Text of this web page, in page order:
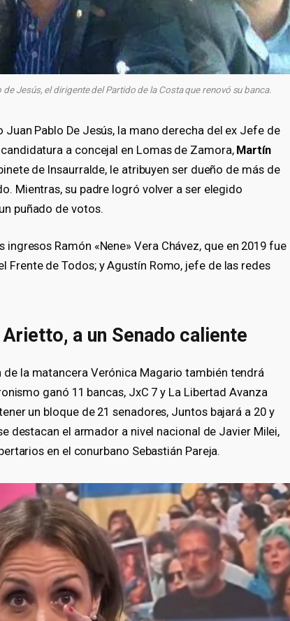
Jesús, el dirigente del Partido de la Costa que renovó su banca.
Pablo De Jesús, la mano derecha del ex Jefe de
a concejal en Lomas de Zamora, Martín
de Insaurralde, le atribuyen ser dueño de más de
Mientras, su padre logró volver a ser elegido
puñado de votos.
Ramón «Nene» Vera Chávez, que en 2019 fue
Frente de Todos; y Agustín Romo, jefe de las redes
a un Senado caliente
de la matancera Verónica Magario también tendrá
ganó 11 bancas, JxC 7 y La Libertad Avanza
un bloque de 21 senadores, Juntos bajará a 20 y
destacan el armador a nivel nacional de Javier Milei,
en el conurbano Sebastián Pareja.